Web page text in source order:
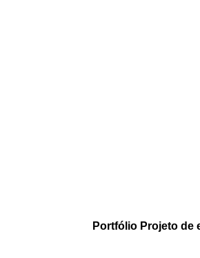
Portfólio Projeto de